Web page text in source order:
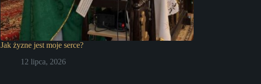
Jak żyzne jest moje serce?
12 lipca, 2026